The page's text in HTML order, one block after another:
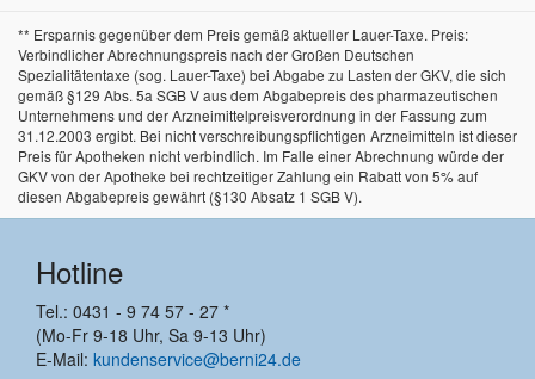
** Ersparnis gegenüber dem Preis gemäß aktueller Lauer-Taxe. Preis:
Verbindlicher Abrechnungspreis nach der Großen Deutschen
Spezialitätentaxe (sog. Lauer-Taxe) bei Abgabe zu Lasten der GKV, die sich
gemäß §129 Abs. 5a SGB V aus dem Abgabepreis des pharmazeutischen
Unternehmens und der Arzneimittelpreisverordnung in der Fassung zum
31.12.2003 ergibt. Bei nicht verschreibungspflichtigen Arzneimitteln ist dieser
Preis für Apotheken nicht verbindlich. Im Falle einer Abrechnung würde der
GKV von der Apotheke bei rechtzeitiger Zahlung ein Rabatt von 5% auf
diesen Abgabepreis gewährt (§130 Absatz 1 SGB V).
Hotline
Tel.: 0431 - 9 74 57 - 27 *
(Mo-Fr 9-18 Uhr, Sa 9-13 Uhr)
E-Mail: kundenservice@berni24.de